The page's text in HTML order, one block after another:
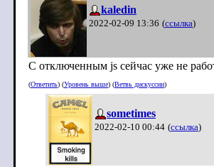
kaledin
2022-02-09 13:36 (ссылка)
С отключенным js сейчас уже не
(Ответить) (Уровень выше) (Ветвь дискуссии)
sometimes
2022-02-10 00:44 (ссылка)